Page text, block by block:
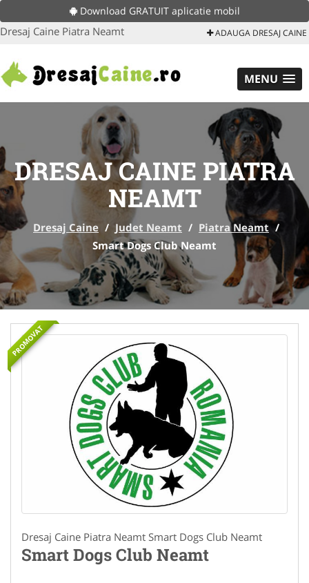
Download GRATUIT aplicatie mobil
Dresaj Caine Piatra Neamt ADAUGA DRESAJ CAINE
MENU
DRESAJ CAINE PIATRA
NEAMT
Dresaj Caine / Judet Neamt / Piatra Neamt /
Smart Dogs Club Neamt
PROMOVAT
Dresaj Caine Piatra Neamt Smart Dogs Club Neamt
Smart Dogs Club Neamt